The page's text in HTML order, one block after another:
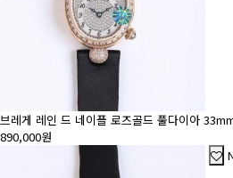
브레게 레인 드 네이플 로즈골드 풀다이아
890,000원